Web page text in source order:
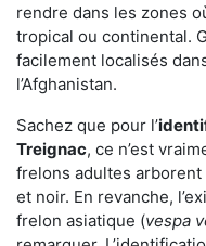
rendre dans les zones
tropical ou continental.
facilement localisés
l’Afghanistan.
Sachez que pour l’
Treignac, ce n’est
frelons adultes
et noir. En revanche,
frelon asiatique (vespa